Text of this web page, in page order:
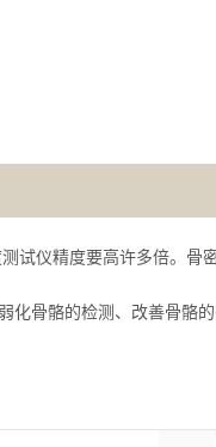
试仪精度要高许多倍。骨
化骨骼的检测、改善骨骼的